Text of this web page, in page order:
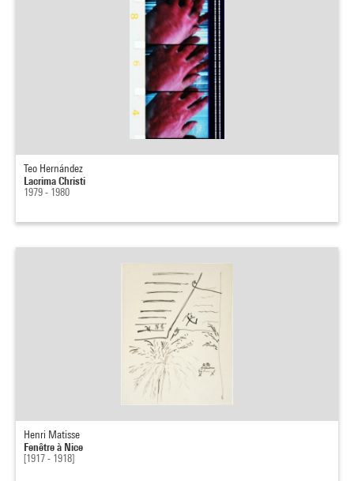
Teo Hernández
Lacrima Christi
1979 - 1980
Henri Matisse
Fenêtre à Nice
[1917 - 1918]